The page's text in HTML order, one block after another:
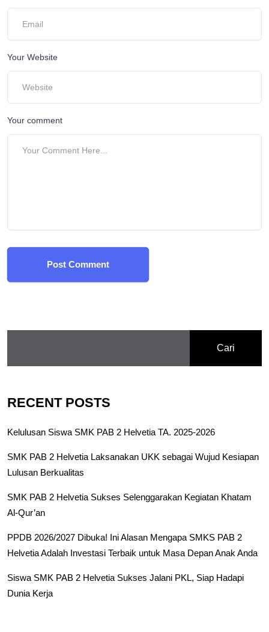
Your Website
Your comment
Post Comment
Cari
RECENT POSTS
Kelulusan Siswa SMK PAB 2 Helvetia TA. 2025-2026
SMK PAB 2 Helvetia Laksanakan UKK sebagai Wujud Kesiapan
Lulusan Berkualitas
SMK PAB 2 Helvetia Sukses Selenggarakan Kegiatan Khatam
Al-Qur’an
PPDB 2026/2027 Dibuka! Ini Alasan Mengapa SMKS PAB 2
Helvetia Adalah Investasi Terbaik untuk Masa Depan Anak Anda
Siswa SMK PAB 2 Helvetia Sukses Jalani PKL, Siap Hadapi
Dunia Kerja